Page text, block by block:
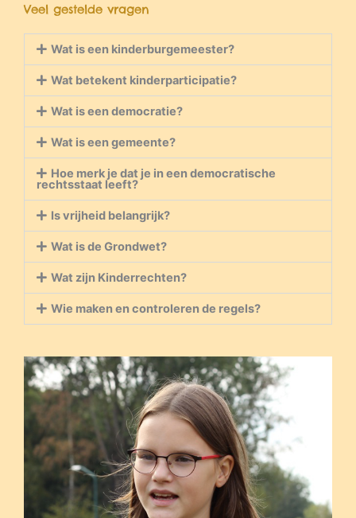
Veel gestelde vragen
Wat is een kinderburgemeester?
Wat betekent kinderparticipatie?
Wat is een democratie?
Wat is een gemeente?
Hoe merk je dat je in een democratische
rechtsstaat leeft?
Is vrijheid belangrijk?
Wat is de Grondwet?
Wat zijn Kinderrechten?
Wie maken en controleren de regels?